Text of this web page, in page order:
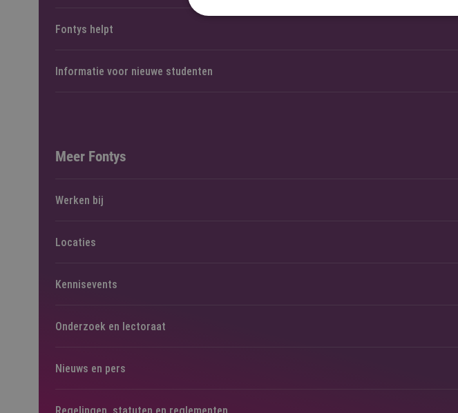
Fontys helpt
Informatie voor nieuwe studenten
Meer Fontys
Werken bij
Locaties
Kennisevents
Onderzoek en lectoraat
Nieuws en pers
Regelingen, statuten en reglementen